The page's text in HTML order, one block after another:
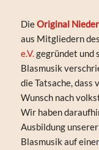
DieOriginal
aus Mitgliedern des
e.V.gegründet und
Blasmusik
die Tatsache, dass
Wunsch nach
Wir haben
Ausbildung
Blasmusik auf